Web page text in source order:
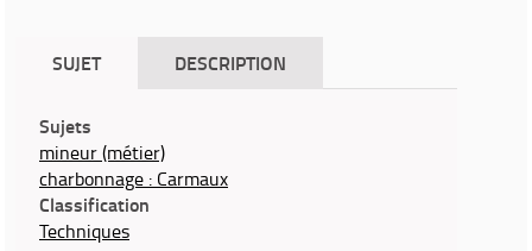
SUJET DESCRIPTION
Sujets
mineur (métier)
charbonnage : Carmaux
Classification
Techniques